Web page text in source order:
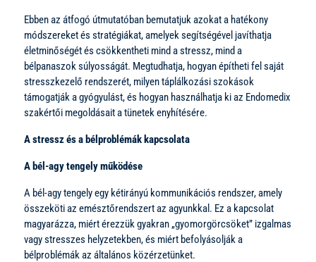
Ebben az átfogó útmutatóban bemutatjuk azokat a hatékony
módszereket és stratégiákat, amelyek segítségével javíthatja
életminőségét és csökkentheti mind a stressz, mind a
bélpanaszok súlyosságát. Megtudhatja, hogyan építheti fel saját
stresszkezelő rendszerét, milyen táplálkozási szokások
támogatják a gyógyulást, és hogyan használhatja ki az Endomedix
szakértői megoldásait a tünetek enyhítésére.
A stressz és a bélproblémák kapcsolata
A bél-agy tengely működése
A bél-agy tengely egy kétirányú kommunikációs rendszer, amely
összeköti az emésztőrendszert az agyunkkal. Ez a kapcsolat
magyarázza, miért érezzük gyakran „gyomorgörcsöket” izgalmas
vagy stresszes helyzetekben, és miért befolyásolják a
bélproblémák az általános közérzetünket.